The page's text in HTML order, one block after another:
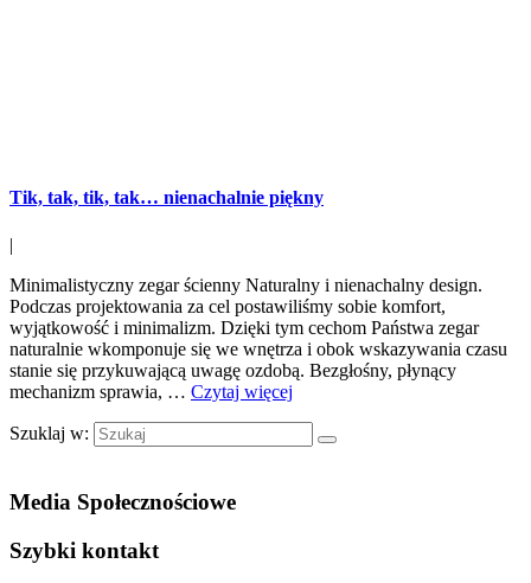
Tik, tak, tik, tak… nienachalnie piękny
|
Minimalistyczny zegar ścienny Naturalny i nienachalny design.
Podczas projektowania za cel postawiliśmy sobie komfort,
wyjątkowość i minimalizm. Dzięki tym cechom Państwa zegar
naturalnie wkomponuje się we wnętrza i obok wskazywania czasu
stanie się przykuwającą uwagę ozdobą. Bezgłośny, płynący
mechanizm sprawia, … Czytaj więcej
Szuklaj w:
Media Społecznościowe
Szybki kontakt